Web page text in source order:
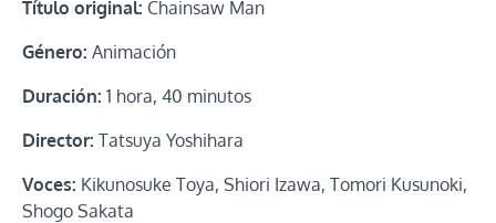
Título original: Chainsaw Man
Género: Animación
Duración: 1 hora, 40 minutos
Director: Tatsuya Yoshihara
Voces: Kikunosuke Toya, Shiori Izawa, Tomori Kusunoki,
Shogo Sakata